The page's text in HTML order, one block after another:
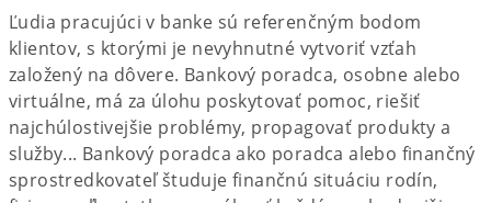
Ľudia pracujúci v banke sú referenčným bodom
klientov, s ktorými je nevyhnutné vytvoriť vzťah
založený na dôvere. Bankový poradca, osobne alebo
virtuálne, má za úlohu poskytovať pomoc, riešiť
najchúlostivejšie problémy, propagovať produkty a
služby... Bankový poradca ako poradca alebo finančný
sprostredkovateľ študuje finančnú situáciu rodín,